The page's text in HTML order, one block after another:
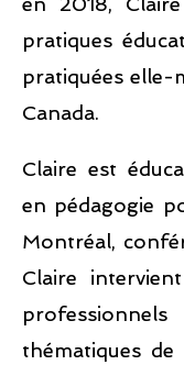
pratiques
pratiquées elle-
Canada.
Claire est
en pédagogie
Montréal,
Claire
thématiques